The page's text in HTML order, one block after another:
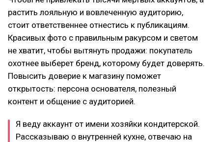
растить лояльную и вовлеченную аудиторию,
стоит ответственнее отнестись к публикациям.
Красивых фото с правильным ракурсом и светом
не хватит, чтобы вытянуть продажи: покупатель
охотнее выберет бренд, которому будет доверять.
Повысить доверие к магазину поможет
открытость: персона основателя, полезный
контент и общение с аудиторией.
Я веду аккаунт от имени хозяйки кондитерской.
Рассказываю о внутренней кухне, отвечаю на